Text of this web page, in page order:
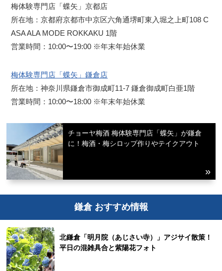
梅体験専門店「蝶矢」京都店
所在地：京都府京都市中京区六角通堺町東入堀之上町108 C
ASA ALA MODE ROKKAKU 1階
営業時間：10:00〜19:00 ※年末年始休業
梅体験専門店「蝶矢」鎌倉店
所在地：神奈川県鎌倉市御成町11-7 鎌倉御成町白亜1階
営業時間：10:00〜18:00 ※年末年始休業
チョーヤ梅酒 梅体験専門店「蝶矢」が鎌倉
に！梅酒・梅シロップ作りやテイクアウト
鎌倉 おすすめ情報
北鎌倉「明月院（あじさい寺）」アジサイ散策！
平日の混雑具合と紫陽花フォト